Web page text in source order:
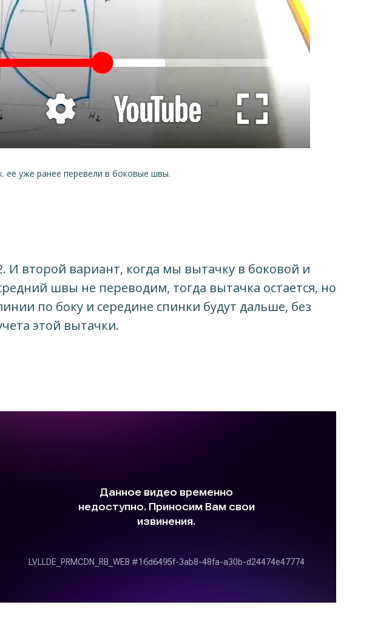
её уже ранее перевели в боковые швы.
И второй вариант, когда мы вытачку в боковой и
швы не переводим, тогда вытачка остается, но
по боку и середине спинки будут дальше, без
этой вытачки.